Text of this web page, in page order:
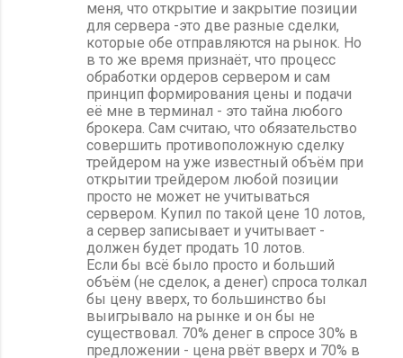
меня, что открытие и закрытие позиции
для сервера -это две разные сделки,
которые обе отправляются на рынок. Но
в то же время признаёт, что процесс
обработки ордеров сервером и сам
принцип формирования цены и подачи
её мне в терминал - это тайна любого
брокера. Сам считаю, что обязательство
совершить противоположную сделку
трейдером на уже известный объём при
открытии трейдером любой позиции
просто не может не учитываться
сервером. Купил по такой цене 10 лотов,
а сервер записывает и учитывает -
должен будет продать 10 лотов.
Если бы всё было просто и больший
объём (не сделок, а денег) спроса толкал
бы цену вверх, то большинство бы
выигрывало на рынке и он бы не
существовал. 70% денег в спросе 30% в
предложении - цена рвёт вверх и 70% в